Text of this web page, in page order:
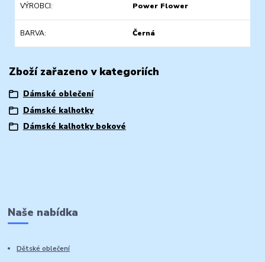
VÝROBCI Power Flower
BARVA Černá
Zboží zařazeno v kategoriích
Dámské oblečení
Dámské kalhotky
Dámské kalhotky bokové
Naše nabídka
Dětské oblečení